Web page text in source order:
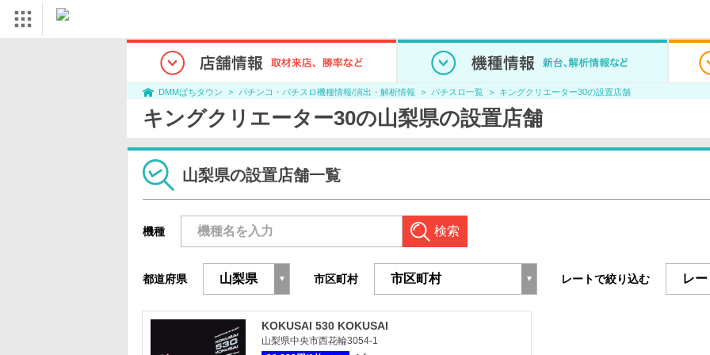
DMMぱちタウン パチンコ・パチスロ機種情報/演出・解析情報 パチスロ一覧 キングクリエーター30の設置店舗
キングクリエーター30の山梨県の設置店舗
山梨県の設置店舗一覧
機種 検索
都道府県 市区町村 レートで絞り込む
KOKUSAI 530 KOKUSAI
山梨県中央市西花輪3054-1